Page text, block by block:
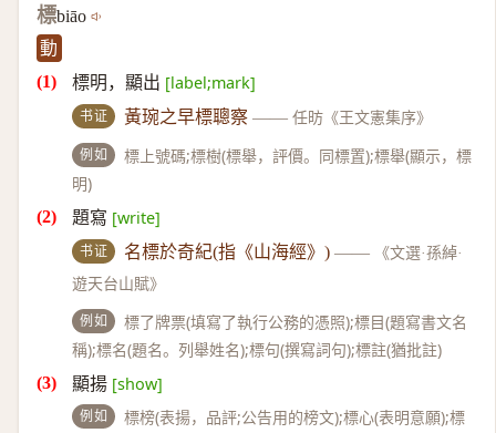
標biāo
動
標明，顯出 [label;mark]
书证 黃琬之早標聰察 —— 任昉《王文憲集序》
例如
標上號碼;標樹(標舉，評價。同標置);標舉(顯示，標
明)
題寫 [write]
书证 名標於奇紀(指《山海經》) ——
《文選·孫綽·
遊天台山賦》
例如
標了牌票(填寫了執行公務的憑照);標目(題寫書文名
稱);標名(題名。列舉姓名);標句(撰寫詞句);標註(猶批註)
顯揚 [show]
例如
標榜(表揚，品評;公告用的榜文);標心(表明意願);標